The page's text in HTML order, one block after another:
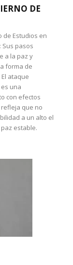
DE
de Estudios en
Sus pasos
a la paz y
forma de
ataque
una
con efectos
que no
a un alto el
estable.